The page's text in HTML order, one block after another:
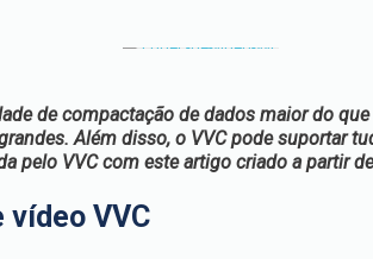
de compactação de dados maior do
Além disso, o VVC pode suportar
pelo VVC com este artigo criado a partir
VVC